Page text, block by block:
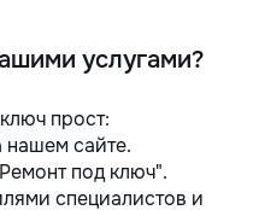
услугами?
прост:
нашем сайте.
под ключ".
специалистов и